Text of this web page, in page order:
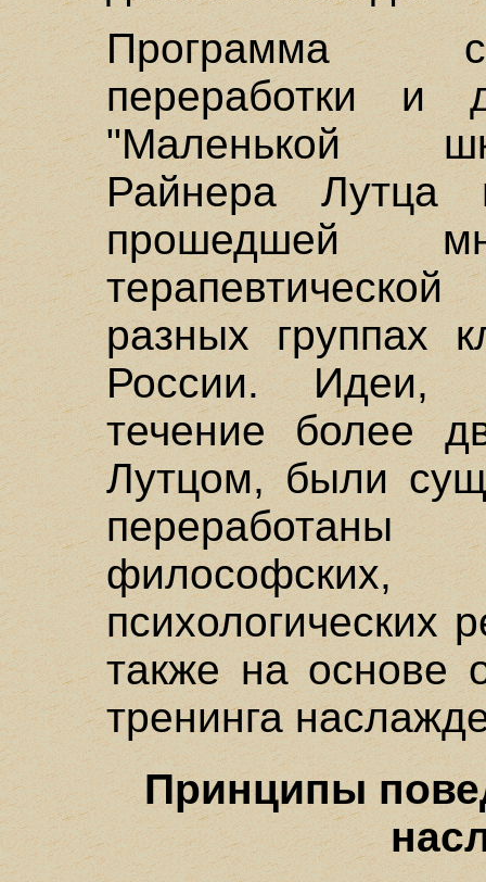
Программа
переработки и
"Маленькой
Райнера Лутца
прошедшей
разных группах
России. Идеи,
течение более
Лутцом, были
психологических
также на основе
тренинга
Принципы